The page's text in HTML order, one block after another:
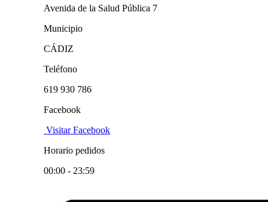
Avenida de la Salud Pública 7
Municipio
CÁDIZ
Teléfono
619 930 786
Facebook
Visitar Facebook
Horario pedidos
00:00 - 23:59